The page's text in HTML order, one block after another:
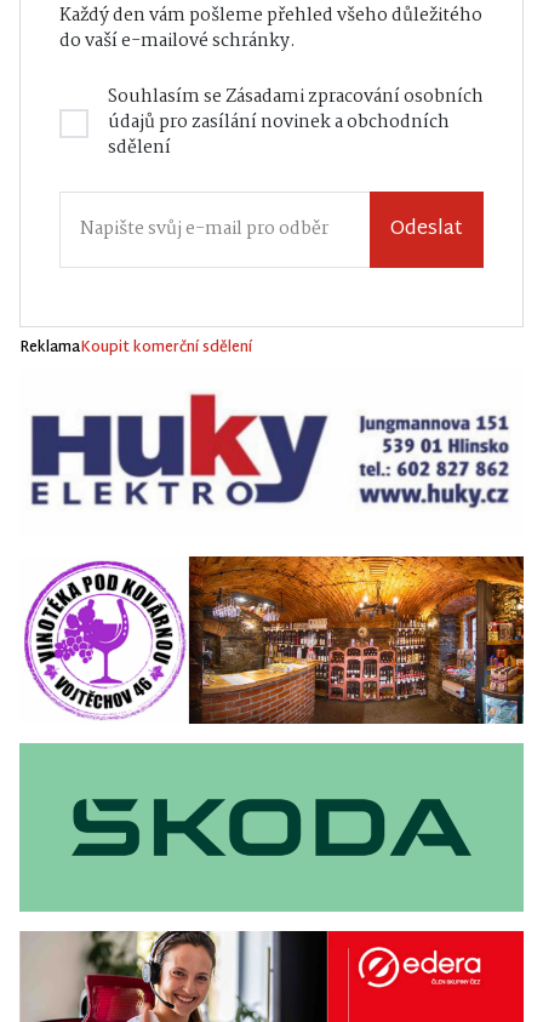
Každý den vám pošleme přehled všeho důležitého
do vaší e-mailové schránky.
Souhlasím seZásadami zpracování osobních
údajůpro zasílání novinek a obchodních
sdělení
Odeslat
ReklamaKoupit komerční sdělení